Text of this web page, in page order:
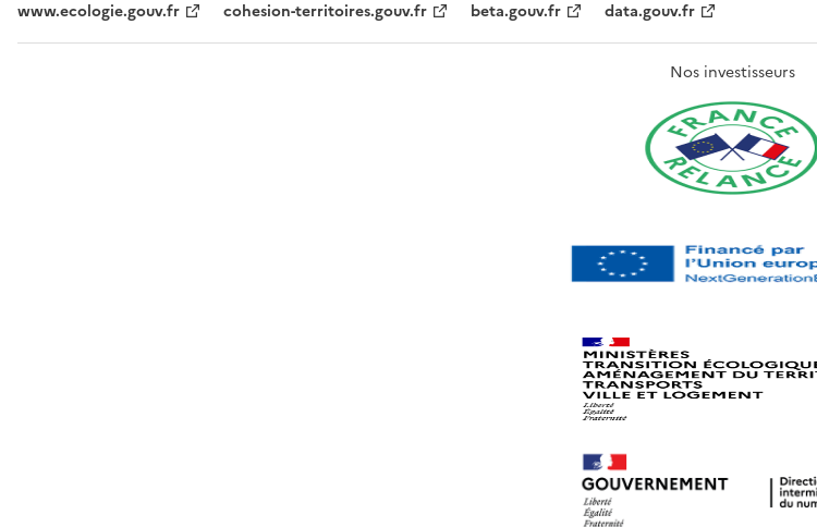
www.ecologie.gouv.fr cohesion-territoires.gouv.fr beta.gouv.fr data.gouv.fr
Nos investisseurs